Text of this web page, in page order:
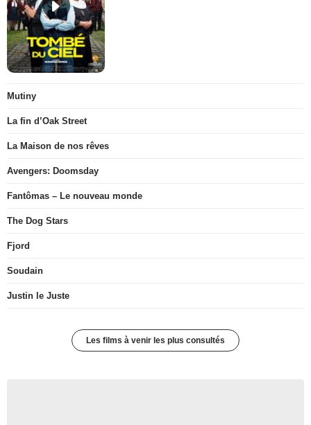
Mutiny
La fin d’Oak Street
La Maison de nos rêves
Avengers: Doomsday
Fantômas – Le nouveau monde
The Dog Stars
Fjord
Soudain
Justin le Juste
Les films à venir les plus consultés